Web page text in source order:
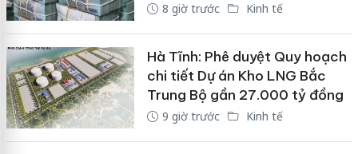
8 giờ trước Kinh tế
Hà Tĩnh: Phê duyệt Quy hoạch
chi tiết Dự án Kho LNG Bắc
Trung Bộ gần 27.000 tỷ đồng
9 giờ trước Kinh tế